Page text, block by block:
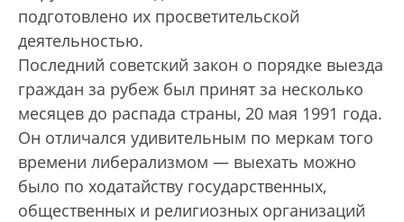
подготовлено их просветительской
деятельностью.
Последний советский закон о порядке выезда
граждан за рубеж был принят за несколько
месяцев до распада страны, 20 мая 1991 года.
Он отличался удивительным по меркам того
времени либерализмом — выехать можно
было по ходатайству государственных,
общественных и религиозных организаций